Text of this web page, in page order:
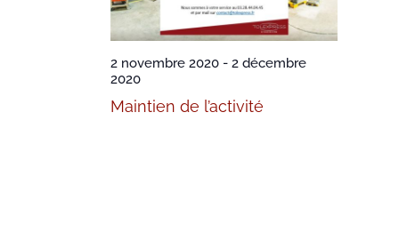
2 novembre 2020- 2 décembre
2020
Maintien de l’activité